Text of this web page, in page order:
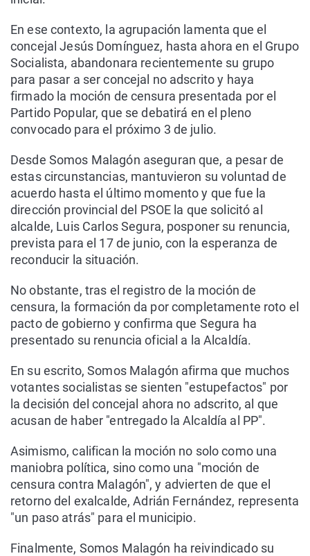
En ese contexto, la agrupación lamenta que el
concejal Jesús Domínguez, hasta ahora en el Grupo
Socialista, abandonara recientemente su grupo
para pasar a ser concejal no adscrito y haya
firmado la moción de censura presentada por el
Partido Popular, que se debatirá en el pleno
convocado para el próximo 3 de julio.
Desde Somos Malagón aseguran que, a pesar de
estas circunstancias, mantuvieron su voluntad de
acuerdo hasta el último momento y que fue la
dirección provincial del PSOE la que solicitó al
alcalde, Luis Carlos Segura, posponer su renuncia,
prevista para el 17 de junio, con la esperanza de
reconducir la situación.
No obstante, tras el registro de la moción de
censura, la formación da por completamente roto el
pacto de gobierno y confirma que Segura ha
presentado su renuncia oficial a la Alcaldía.
En su escrito, Somos Malagón afirma que muchos
votantes socialistas se sienten "estupefactos" por
la decisión del concejal ahora no adscrito, al que
acusan de haber "entregado la Alcaldía al PP".
Asimismo, califican la moción no solo como una
maniobra política, sino como una "moción de
censura contra Malagón", y advierten de que el
retorno del exalcalde, Adrián Fernández, representa
"un paso atrás" para el municipio.
Finalmente, Somos Malagón ha reivindicado su